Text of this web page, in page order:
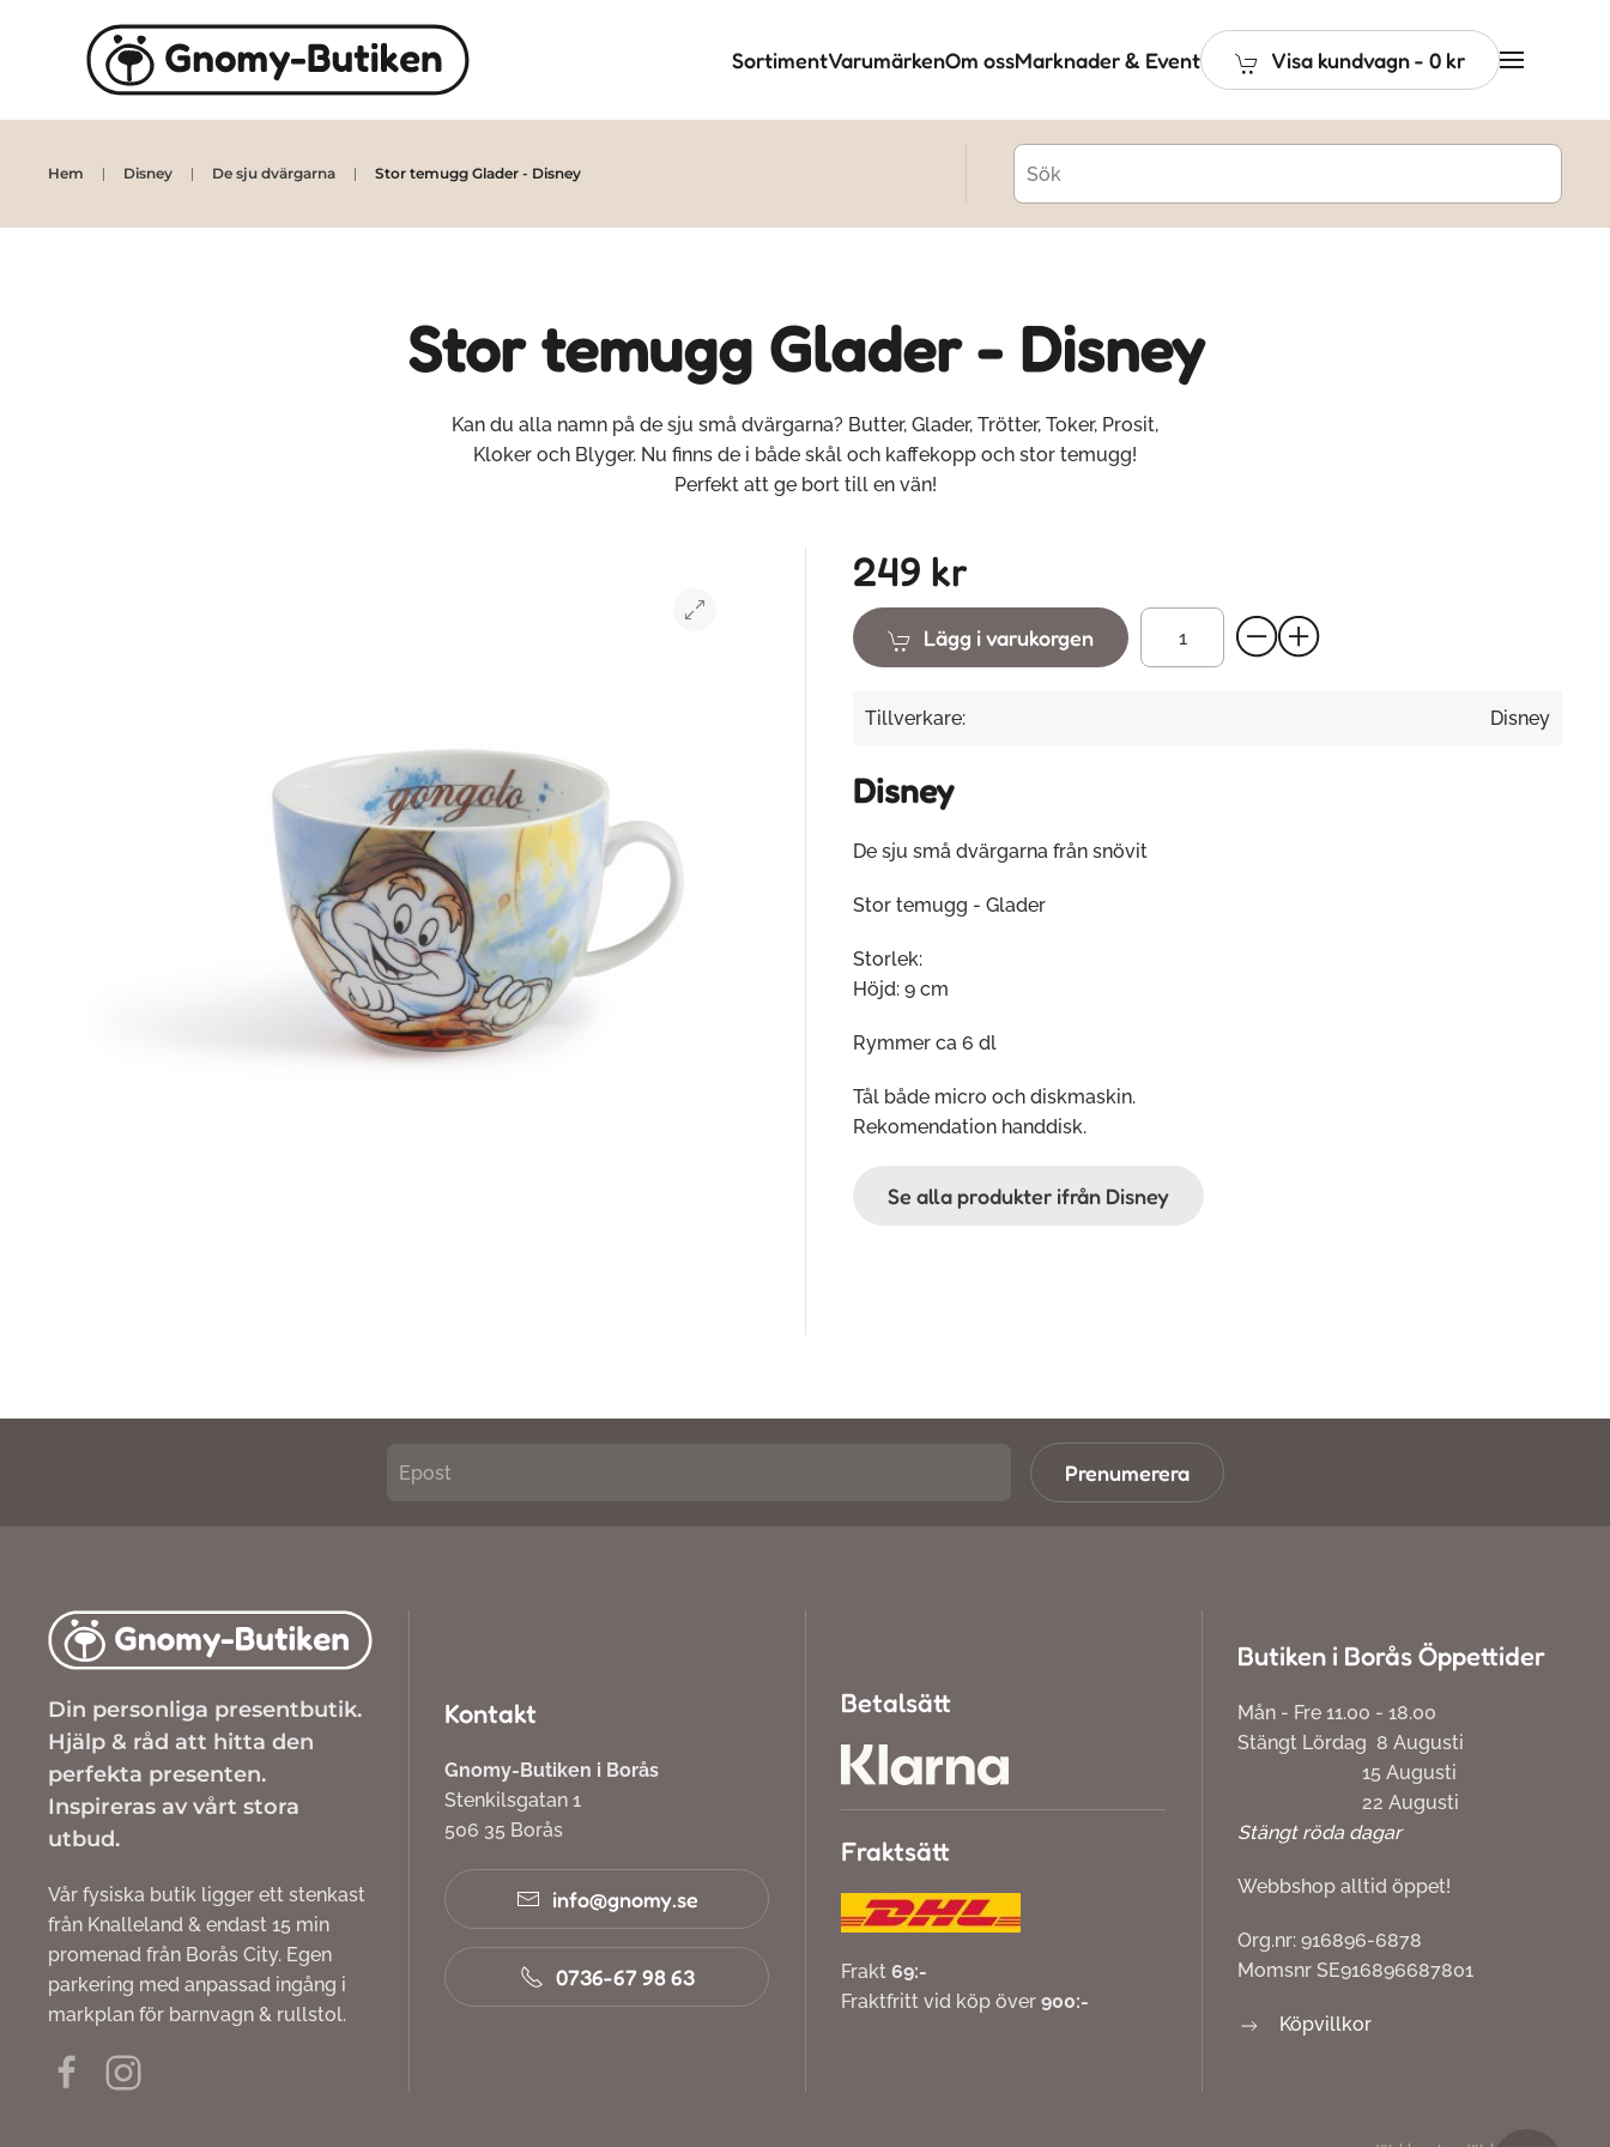
Skip to main content SortimentVarumärkenOm ossMarknader & Event Visa kundvagn- 0 kr
Hem Disney De sju dvärgarna Stor temugg Glader - Disney
Stor temugg Glader - Disney
Kan du alla namn på de sju små dvärgarna? Butter, Glader, Trötter, Toker, Prosit,
Kloker och Blyger. Nu finns de i både skål och kaffekopp och stor temugg!
Perfekt att ge bort till en vän!
249 kr
Lägg i varukorgen
Tillverkare: Disney
Disney
De sju små dvärgarna från snövit
Stor temugg - Glader
Storlek:
Höjd: 9 cm
Rymmer ca 6 dl
Tål både micro och diskmaskin.
Rekomendation handdisk.
Se alla produkter ifrån Disney
Prenumerera
Din personliga presentbutik.
Hjälp & råd att hitta den
perfekta presenten.
Inspireras av vårt stora
utbud.
Vår fysiska butik ligger ett stenkast
från Knalleland & endast 15 min
promenad från Borås City. Egen
parkering med anpassad ingång i
markplan för barnvagn & rullstol.
Kontakt
Gnomy-Butiken i Borås
Stenkilsgatan 1
506 35 Borås
info@gnomy.se
0736-67 98 63
Betalsätt
Fraktsätt
Frakt 69:-
Fraktfritt vid köp över 900:-
Butiken i Borås Öppettider
Mån - Fre 11.00 - 18.00
Stängt Lördag 8 Augusti
15 Augusti
22 Augusti
Stängt röda dagar
Webbshop alltid öppet!
Org.nr: 916896-6878
Momsnr SE916896687801
Köpvillkor